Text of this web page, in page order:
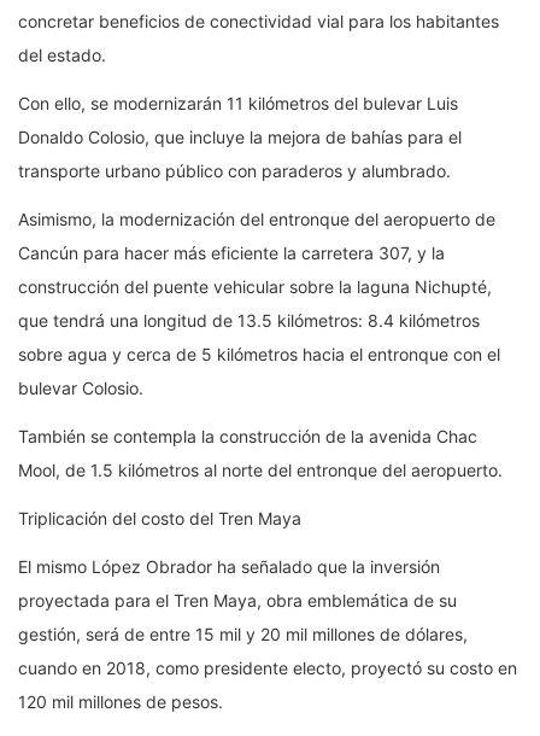
concretar beneficios de conectividad vial para los habitantes
del estado.
Con ello, se modernizarán 11 kilómetros del bulevar Luis
Donaldo Colosio, que incluye la mejora de bahías para el
transporte urbano público con paraderos y alumbrado.
Asimismo, la modernización del entronque del aeropuerto de
Cancún para hacer más eficiente la carretera 307, y la
construcción del puente vehicular sobre la laguna Nichupté,
que tendrá una longitud de 13.5 kilómetros: 8.4 kilómetros
sobre agua y cerca de 5 kilómetros hacia el entronque con el
bulevar Colosio.
También se contempla la construcción de la avenida Chac
Mool, de 1.5 kilómetros al norte del entronque del aeropuerto.
Triplicación del costo del Tren Maya
El mismo López Obrador ha señalado que la inversión
proyectada para el Tren Maya, obra emblemática de su
gestión, será de entre 15 mil y 20 mil millones de dólares,
cuando en 2018, como presidente electo, proyectó su costo en
120 mil millones de pesos.